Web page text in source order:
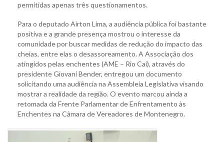
permitidas apenas três questionamentos.
Para o deputado Airton Lima, a audiência pública foi bastante
positiva e a grande presença mostrou o interesse da
comunidade por buscar medidas de redução do impacto das
cheias, entre elas o desassoreamento. A Associação dos
atingidos pelas enchentes (AME – Rio Caí), através do
presidente Giovani Bender, entregou um documento
solicitando uma audiência na Assembleia Legislativa visando
mostrar a realidade da região. O evento marcou ainda a
retomada da Frente Parlamentar de Enfrentamento às
Enchentes na Câmara de Vereadores de Montenegro.